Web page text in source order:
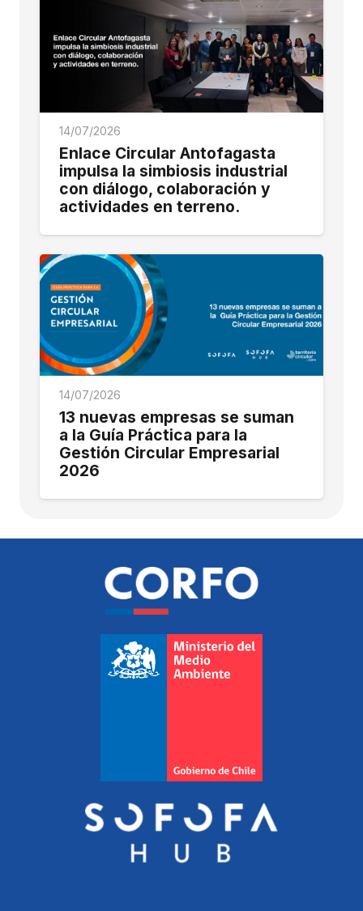
14/07/2026
Enlace Circular Antofagasta
impulsa la simbiosis industrial
con diálogo, colaboración y
actividades en terreno.
14/07/2026
13 nuevas empresas se suman
a la Guía Práctica para la
Gestión Circular Empresarial
2026